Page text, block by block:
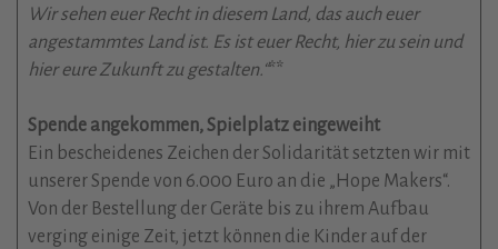
Wir sehen euer Recht in diesem Land, das auch euer
angestammtes Land ist. Es ist euer Recht, hier zu sein und
hier eure Zukunft zu gestalten.“**
Spende angekommen, Spielplatz eingeweiht
Ein bescheidenes Zeichen der Solidarität setzten wir mit
unserer Spende von 6.000 Euro an die „Hope Makers“.
Von der Bestellung der Geräte bis zu ihrem Aufbau
verging einige Zeit, jetzt können die Kinder auf der